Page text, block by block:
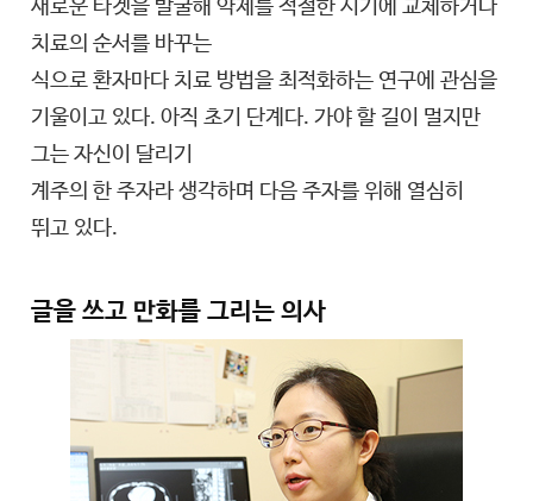
새로운 타겟을 발굴해 약제를 적절한 시기에 교체하거나
치료의 순서를 바꾸는
식으로 환자마다 치료 방법을 최적화하는 연구에 관심을
기울이고 있다. 아직 초기 단계다. 가야 할 길이 멀지만
그는 자신이 달리기
계주의 한 주자라 생각하며 다음 주자를 위해 열심히
뛰고 있다.
글을 쓰고 만화를 그리는 의사